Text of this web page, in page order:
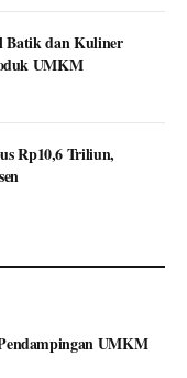
Batik dan Kuliner
UMKM
Rp10,6 Triliun,
UMKM